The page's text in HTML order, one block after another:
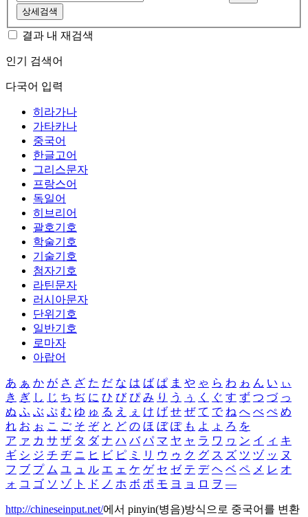
상세검색
결과 내 재검색
인기 검색어
다국어 입력
히라가나
가타카나
중국어
한글고어
그리스문자
프랑스어
독일어
히브리어
괄호기호
학술기호
기술기호
첨자기호
라틴문자
러시아문자
단위기호
일반기호
로마자
아랍어
あ ぁ か が さ ざ た だ な は ば ぱ ま や ゃ ら わ ゎ ん い ぃ
き ぎ し じ ち ぢ に ひ び ぴ み り う ぅ く ぐ す ず つ づ っ
ぬ ふ ぶ ぷ む ゆ ゅ る え ぇ け げ せ ぜ て で ね へ べ ぺ め
れ お ぉ こ ご そ ぞ と ど の ほ ぼ ぽ も よ ょ ろ を
ア ァ カ サ ザ タ ダ ナ ハ バ パ マ ヤ ャ ラ ワ ヮ ン イ ィ キ
ギ シ ジ チ ヂ ニ ヒ ビ ピ ミ リ ウ ゥ ク グ ス ズ ツ ヅ ッ ヌ
フ ブ プ ム ユ ュ ル エ ェ ケ ゲ セ ゼ テ デ ヘ ベ ペ メ レ オ
ォ コ ゴ ソ ゾ ト ド ノ ホ ボ ポ モ ヨ ョ ロ ヲ ―
http://chineseinput.net/에서 pinyin(병음)방식으로 중국어를 변환